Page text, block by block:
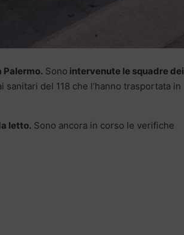
Palermo. Sono intervenute le squadre dei
sanitari del 118 che l’hanno trasportata in
letto. Sono ancora in corso le verifiche